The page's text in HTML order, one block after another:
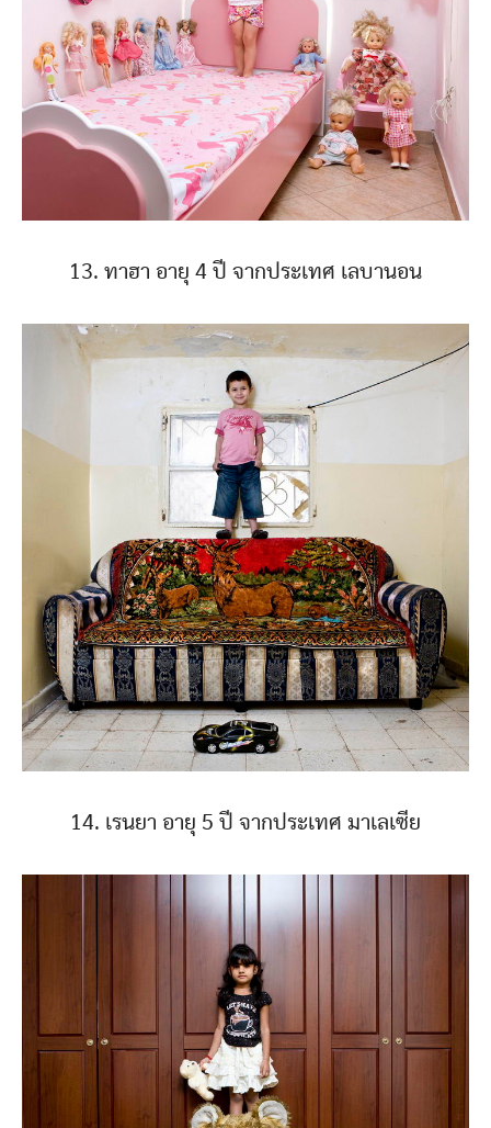
13. ทาฮา อายุ 4 ปี จากประเทศ เลบานอน
14. เรนยา อายุ 5 ปี จากประเทศ มาเลเซีย